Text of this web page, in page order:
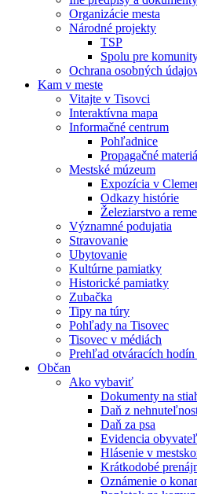
Organizácie mesta
Národné projekty
TSP
Spolu pre
Ochrana osobných
Kam v meste
Vitajte v Tisovci
Interaktívna mapa
Informačné centrum
Pohľadnice
Propagačné
Mestské múzeum
Expozícia v
Odkazy histórie
Železiarstvo a
Významné podujatia
Stravovanie
Ubytovanie
Kultúrne pamiatky
Historické pamiatky
Zubačka
Tipy na túry
Pohľady na Tisovec
Tisovec v médiách
Prehľad otváracích
Občan
Ako vybaviť
Dokumenty na
Daň z
Daň za psa
Evidencia
Hlásenie v
Krátkodobé
Oznámenie o